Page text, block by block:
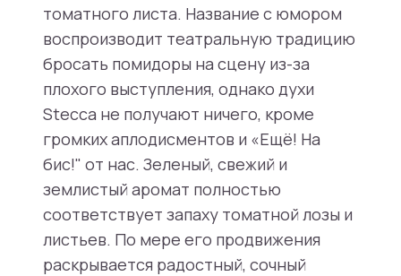
томатного листа. Название с юмором
воспроизводит театральную традицию
бросать помидоры на сцену из-за
плохого выступления, однако духи
Stecca не получают ничего, кроме
громких аплодисментов и «Ещё! На
бис!" от нас. Зеленый, свежий и
землистый аромат полностью
соответствует запаху томатной лозы и
листьев. По мере его продвижения
раскрывается радостный, сочный